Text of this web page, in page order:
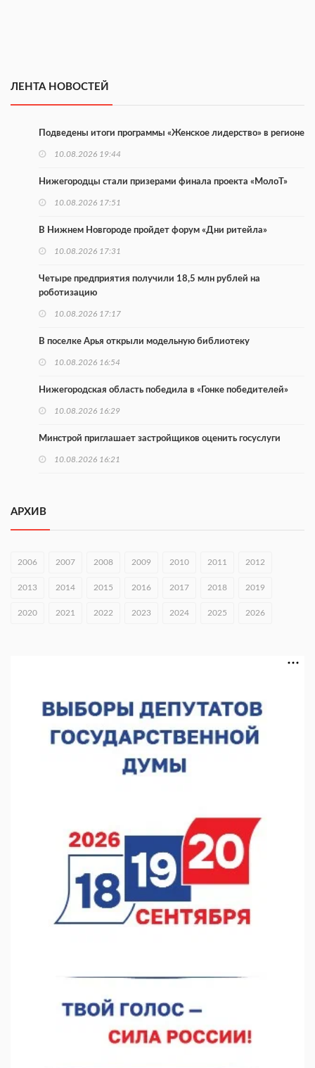
ЛЕНТА НОВОСТЕЙ
Подведены итоги программы «Женское лидерство» в регионе
10.08.2026 19:44
Нижегородцы стали призерами финала проекта «МолоТ»
10.08.2026 17:51
В Нижнем Новгороде пройдет форум «Дни ритейла»
10.08.2026 17:31
Четыре предприятия получили 18,5 млн рублей на
роботизацию
10.08.2026 17:17
В поселке Арья открыли модельную библиотеку
10.08.2026 16:54
Нижегородская область победила в «Гонке победителей»
10.08.2026 16:29
Минстрой приглашает застройщиков оценить госуслуги
10.08.2026 16:21
нас»
10.08.2026 13:53
В Нижнем Новгороде сформировали группу добровольцев
«Заповедные кварталы» отметят День города в Нижнем
10.08.2026 11:53
АРХИВ
2006 2007 2008 2009 2010 2011 2012
2013 2014 2015 2016 2017 2018 2019
2020 2021 2022 2023 2024 2025 2026